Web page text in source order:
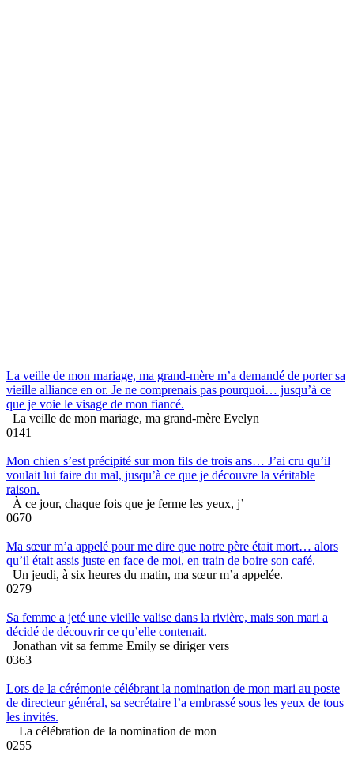
La veille de mon mariage, ma grand-mère m’a demandé de porter sa
vieille alliance en or. Je ne comprenais pas pourquoi… jusqu’à ce
que je voie le visage de mon fiancé.
La veille de mon mariage, ma grand-mère Evelyn
0141
Mon chien s’est précipité sur mon fils de trois ans… J’ai cru qu’il
voulait lui faire du mal, jusqu’à ce que je découvre la véritable
raison.
À ce jour, chaque fois que je ferme les yeux, j’
0670
Ma sœur m’a appelé pour me dire que notre père était mort… alors
qu’il était assis juste en face de moi, en train de boire son café.
Un jeudi, à six heures du matin, ma sœur m’a appelée.
0279
Sa femme a jeté une vieille valise dans la rivière, mais son mari a
décidé de découvrir ce qu’elle contenait.
Jonathan vit sa femme Emily se diriger vers
0363
Lors de la cérémonie célébrant la nomination de mon mari au poste
de directeur général, sa secrétaire l’a embrassé sous les yeux de tous
les invités.
La célébration de la nomination de mon
0255